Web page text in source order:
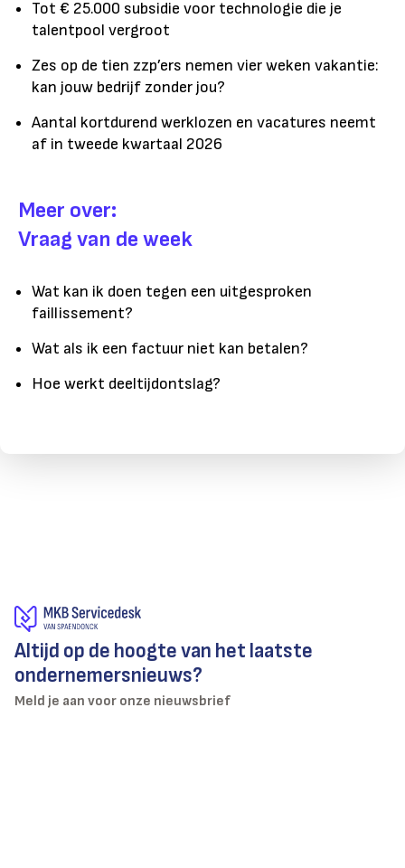
Tot € 25.000 subsidie voor technologie die je
talentpool vergroot
Zes op de tien zzp’ers nemen vier weken vakantie:
kan jouw bedrijf zonder jou?
Aantal kortdurend werklozen en vacatures neemt
af in tweede kwartaal 2026
Meer over:
Vraag van de week
Wat kan ik doen tegen een uitgesproken
faillissement?
Wat als ik een factuur niet kan betalen?
Hoe werkt deeltijdontslag?
Altijd op de hoogte van het laatste
ondernemersnieuws?
Meld je aan voor onze nieuwsbrief